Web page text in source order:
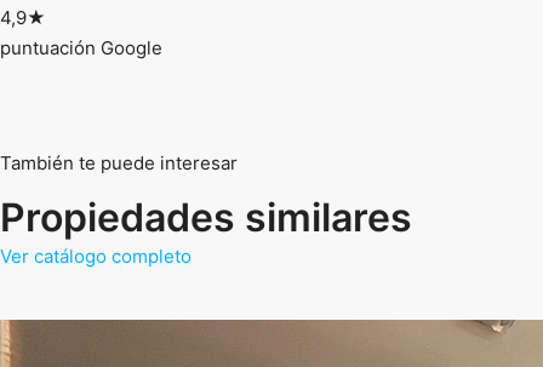
4,9★
puntuación Google
También te puede interesar
Propiedades similares
Ver catálogo completo